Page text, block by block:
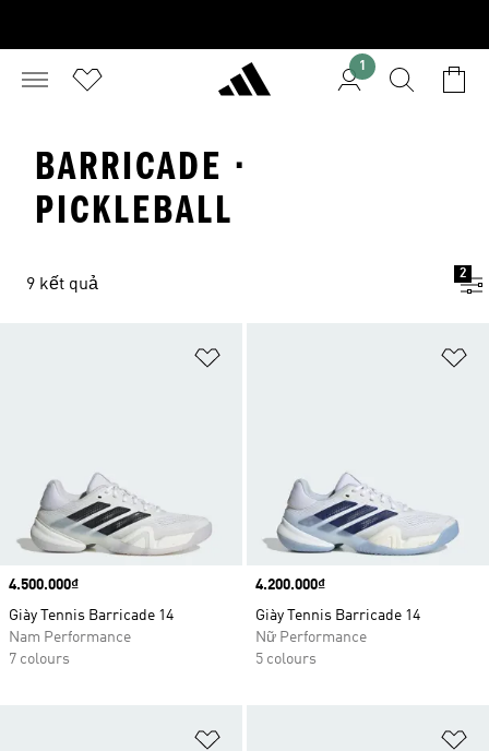
1
BARRICADE ·
PICKLEBALL
9 kết quả
2
Price
4.500.000₫
Giày Tennis Barricade 14
Nam Performance
7 colours
Price
4.200.000₫
Giày Tennis Barricade 14
Nữ Performance
5 colours